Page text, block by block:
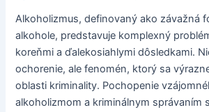
Alkoholizmus, definovaný ako závažná
alkohole, predstavuje komplexný
koreňmi a ďalekosiahlymi dôsledkami.
ochorenie, ale fenomén, ktorý sa
oblasti kriminality. Pochopenie
alkoholizmom a kriminálnym správaním